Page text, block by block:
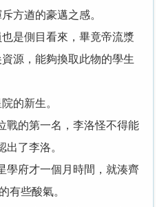
方遒的豪邁之感。
側目看來，畢竟帝流漿
源，能夠換取此物的學生
的新生。
的第一名，李洛怪不得能
出了李洛。
府才一個月時間，就湊齊
有些酸氣。